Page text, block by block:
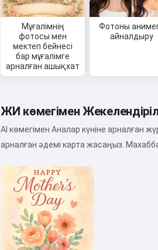
Мұғалімнің
фотосы мен
мектеп бейнесі
бар мұғалімге
арналған ашықхат
Фотоны
айналдыру
ЖИ көмегімен
AI көмегімен Аналар күніне
арналған әдемі карта жасаңыз.